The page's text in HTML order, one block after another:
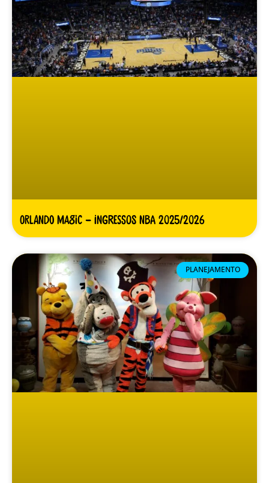
Orlando Magic – Ingressos NBA 2025/2026
PLANEJAMENTO